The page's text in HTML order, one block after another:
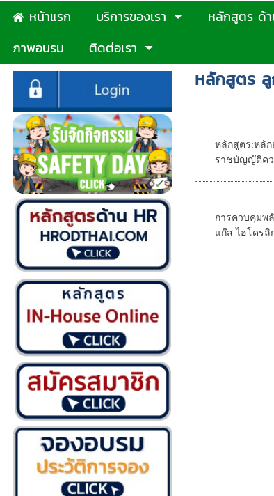
หน้าแรก บริการของเรา หลักสูตร ด้
ภาพอบรม
ติดต่อเรา
หลักสูตร ลู
หลักสูตร:หลัก
ราชบัญญัติคว
การควบคุมพ
แก๊ส ไฮโดรลิ